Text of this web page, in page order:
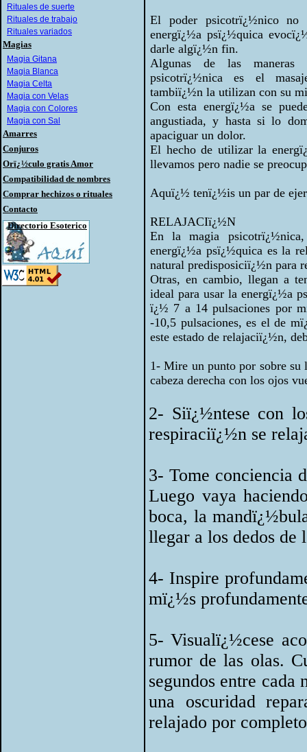
Rituales de suerte
Rituales de trabajo
Rituales variados
Magias
Magia Gitana
Magia Blanca
Magia Celta
Magia con Velas
Magia con Colores
Magia con Sal
Amarres
Conjuros
Orï¿½culo gratis Amor
Compatibilidad de nombres
Comprar hechizos o rituales
Contacto
Directorio Esoterico
El poder psicotrï¿½nico
energï¿½a psï¿½quica
darle algï¿½n fin.
Algunas de las maneras
psicotrï¿½nica es el
tambiï¿½n la utilizan con su
Con esta energï¿½a se
angustiada, y hasta si lo
apaciguar un dolor.
El hecho de utilizar la
llevamos pero nadie se
Aquï¿½ tenï¿½is un par de
RELAJACIï¿½N
En la magia
energï¿½a psï¿½quica es la
natural predisposiciï¿½n para
Otras, en cambio, llegan a
ideal para usar la energï¿½a
ï¿½ 7 a 14 pulsaciones por
-10,5 pulsaciones, es el de
este estado de relajaciï¿½n,
1- Mire un punto por sobre
cabeza derecha con los ojos
2- Siï¿½ntese con
respiraciï¿½n se
3- Tome conciencia
Luego vaya
boca, la
llegar a los dedos de
4- Inspire
mï¿½s
5- Visualï¿½cese
rumor de las olas.
segundos entre
una oscuridad
relajado por